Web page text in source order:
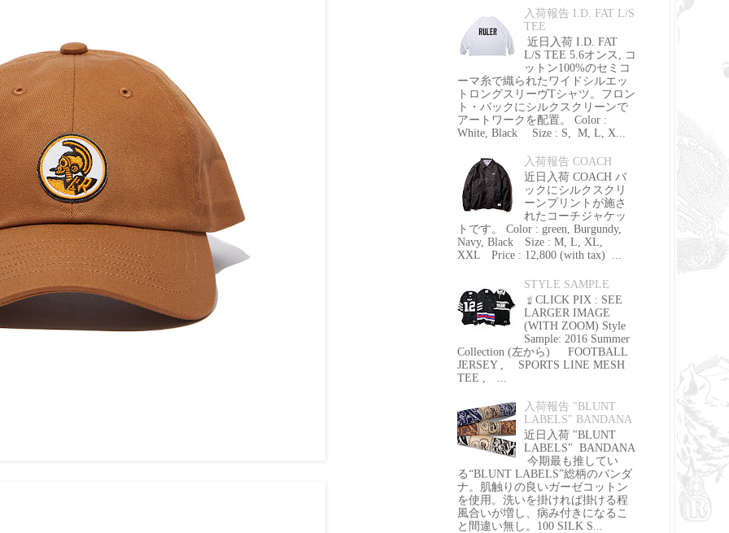
入荷報告 I.D. FAT L/S
TEE
近日入荷 I.D. FAT
L/S TEE 5.6オンス, コ
ットン100%のセミコ
ーマ糸で織られたワイドシルエッ
トロングスリーヴTシャツ。フロン
ト・バックにシルクスクリーンで
アートワークを配置。 Color :
White, Black Size : S, M, L, X...
入荷報告 COACH
近日入荷 COACH バ
ックにシルクスクリ
ーンプリントが施さ
れたコーチジャケッ
トです。 Color : green, Burgundy,
Navy, Black Size : M, L, XL,
XXL Price : 12,800 (with tax) ...
STYLE SAMPLE
☝ CLICK PIX : SEE
LARGER IMAGE
(WITH ZOOM) Style
Sample: 2016 Summer
Collection (左から) FOOTBALL
JERSEY , SPORTS LINE MESH
TEE , ...
入荷報告 "BLUNT
LABELS" BANDANA
近日入荷 "BLUNT
LABELS" BANDANA
今期最も推してい
る“BLUNT LABELS”総柄のバンダ
ナ。肌触りの良いガーゼコットン
を使用。洗いを掛ければ掛ける程
風合いが増し、病み付きになるこ
と間違い無し。100 SILK S...